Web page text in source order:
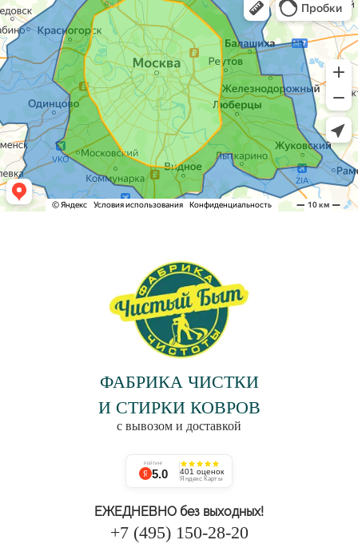
ФАБРИКА ЧИСТКИ
И СТИРКИ КОВРОВ
с вывозом и доставкой
РЕЙТИНГ
5.0 401 оценок
Яндекс Карты
ЕЖЕДНЕВНО без выходных!
+7 (495) 150-28-20